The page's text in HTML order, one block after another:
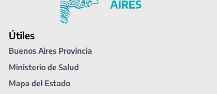
Útiles
Buenos Aires Provincia
Ministerio de Salud
Mapa del Estado